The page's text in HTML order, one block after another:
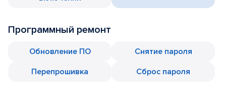
Программный ремонт
Обновление ПО
Снятие пароля
Перепрошивка
Сброс пароля